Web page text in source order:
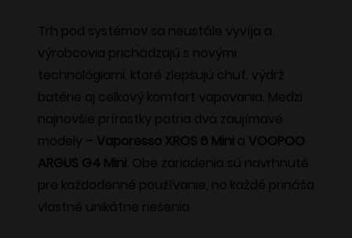
Trh pod systémov sa neustále vyvíja a
výrobcovia prichádzajú s novými
technológiami, ktoré zlepšujú chuť, výdrž
batérie aj celkový komfort vapovania. Medzi
najnovšie prírastky patria dva zaujímavé
modely – Vaporesso XROS 6 Mini a VOOPOO
ARGUS G4 Mini. Obe zariadenia sú navrhnuté
pre každodenné používanie, no každé prináša
vlastné unikátne riešenia.